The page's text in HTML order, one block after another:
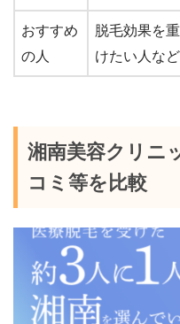
おすすめ
の人
脱毛効果を
けたい人など
湘南美容クリニ
コミ等を比較